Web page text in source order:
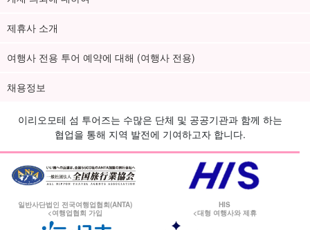
제휴사 소개
여행사 전용 투어 예약에 대해 (여행사 전용)
채용정보
이리오모테 섬 투어즈는 수많은 단체 및 공공기관과 함께 하는
협업을 통해 지역 발전에 기여하고자 합니다.
일반사단법인 전국여행업협회(ANTA)
<여행업협회 가입
HIS
<대형 여행사와 제휴